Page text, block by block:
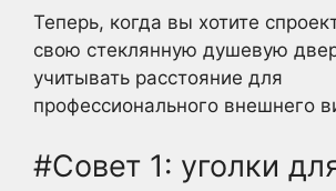
Теперь, когда вы хотите
свою стеклянную душевую
учитывать расстояние для
профессионального внешнего
#Совет 1: уголки